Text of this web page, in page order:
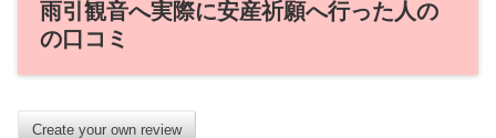
雨引観音へ実際に安産祈願へ行った人の
の口コミ
Create your own review